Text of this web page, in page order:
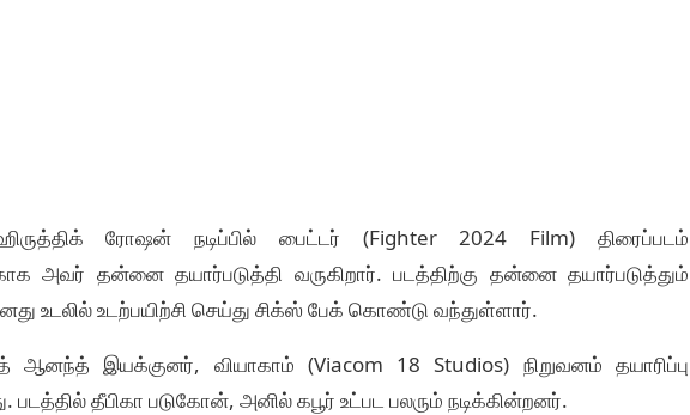
ரோஷன் நடிப்பில் பைட்டர் (Fighter 2024 Film) திரைப்படம்
அவர் தன்னை தயார்படுத்தி வருகிறார். படத்திற்கு தன்னை தயார்படுத்தும்
உடலில் உடற்பயிற்சி செய்து சிக்ஸ் பேக் கொண்டு வந்துள்ளார்.
ஆனந்த் இயக்குனர், வியாகாம் (Viacom 18 Studios) நிறுவனம் தயாரிப்பு
தீபிகா படுகோன், அனில் கபூர் உட்பட பலரும் நடிக்கின்றனர்.